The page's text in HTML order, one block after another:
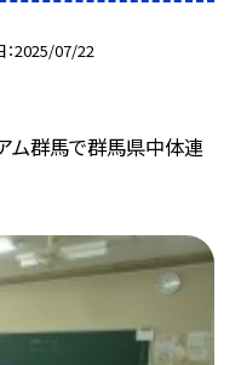
2025/07/22
ム群馬で群馬県中体連